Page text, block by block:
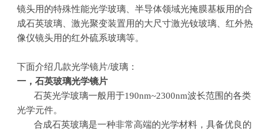
镜头用的特殊性能光学玻璃、半导体领域光掩膜基板用的合
成石英玻璃、激光聚变装置用的大尺寸激光钕玻璃、红外热
像仪镜头用的红外硫系玻璃等。
下面介绍几款光学镜片/玻璃：
一，石英玻璃光学镜片
石英光学玻璃一般用于190nm~2300nm波长范围的各类
光学元件。
合成石英玻璃是一种非常高端的光学材料，具备优良的